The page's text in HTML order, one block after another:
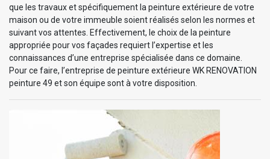
que les travaux et spécifiquement la peinture extérieure de votre
maison ou de votre immeuble soient réalisés selon les normes et
suivant vos attentes. Effectivement, le choix de la peinture
appropriée pour vos façades requiert l’expertise et les
connaissances d’une entreprise spécialisée dans ce domaine.
Pour ce faire, l’entreprise de peinture extérieure WK RENOVATION
peinture 49 et son équipe sont à votre disposition.